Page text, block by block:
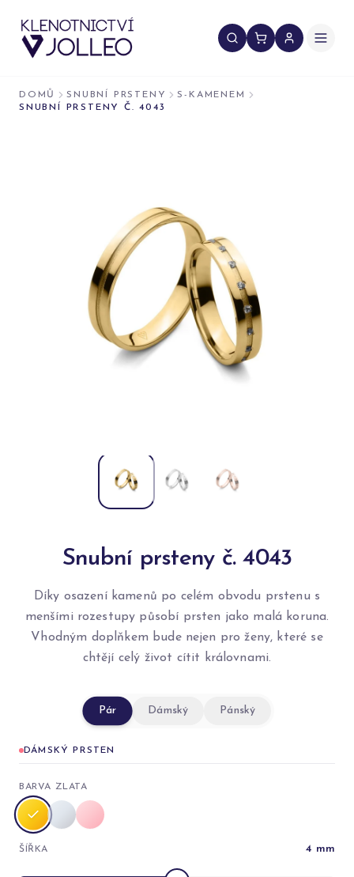
DOMŮ SNUBNÍ PRSTENY
S-KAMENEM
SNUBNÍ PRSTENY Č. 4043
Snubní prsteny č. 4043
Díky osazení kamenů po celém obvodu prstenu s
menšími rozestupy působí prsten jako malá koruna.
Vhodným doplňkem bude nejen pro ženy, které se
chtějí celý život cítit královnami.
Pár Dámský Pánský
DÁMSKÝ PRSTEN
BARVA ZLATA
ŠÍŘKA 4 mm